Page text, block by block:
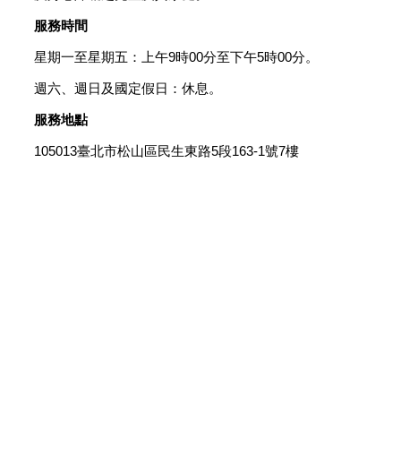
服務時間
星期一至星期五：上午9時00分至下午5時00分。
週六、週日及國定假日：休息。
服務地點
105013臺北市松山區民生東路5段163-1號7樓